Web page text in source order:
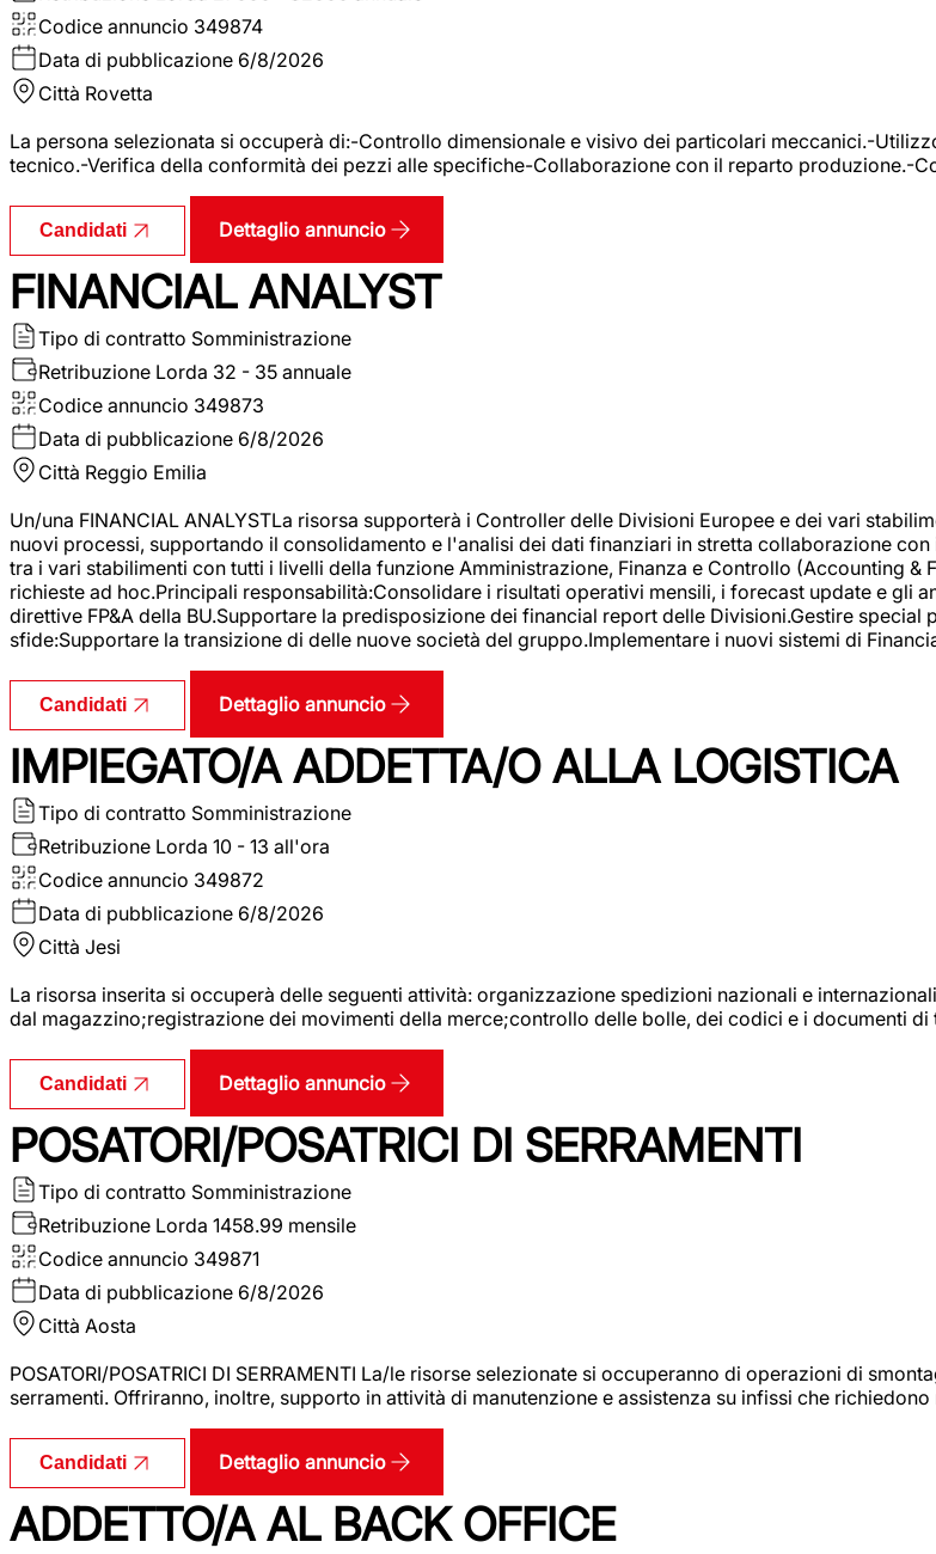
Codice annuncio 349874
Data di pubblicazione 6/8/2026
Città Rovetta
La persona selezionata si occuperà di:-Controllo dimensionale e visivo dei particolari meccanici.-
tecnico.-Verifica della conformità dei pezzi alle specifiche-Collaborazione con il reparto produzione.-
Candidati Dettaglio annuncio
FINANCIAL ANALYST
Tipo di contratto Somministrazione
Retribuzione Lorda 32 - 35 annuale
Codice annuncio 349873
Data di pubblicazione 6/8/2026
Città Reggio Emilia
Un/una FINANCIAL ANALYSTLa risorsa supporterà i Controller delle Divisioni Europee e dei vari
nuovi processi, supportando il consolidamento e l'analisi dei dati finanziari in stretta collaborazione
tra i vari stabilimenti con tutti i livelli della funzione Amministrazione, Finanza e Controllo (Accounting
richieste ad hoc.Principali responsabilità:Consolidare i risultati operativi mensili, i forecast update e gli
direttive FP&A della BU.Supportare la predisposizione dei financial report delle Divisioni.Gestire
sfide:Supportare la transizione di delle nuove società del gruppo.Implementare i nuovi sistemi di
Candidati Dettaglio annuncio
IMPIEGATO/A ADDETTA/O ALLA LOGISTICA
Tipo di contratto Somministrazione
Retribuzione Lorda 10 - 13 all'ora
Codice annuncio 349872
Data di pubblicazione 6/8/2026
Città Jesi
La risorsa inserita si occuperà delle seguenti attività: organizzazione spedizioni nazionali e
dal magazzino;registrazione dei movimenti della merce;controllo delle bolle, dei codici e i documenti
Candidati Dettaglio annuncio
POSATORI/POSATRICI DI SERRAMENTI
Tipo di contratto Somministrazione
Retribuzione Lorda 1458.99 mensile
Codice annuncio 349871
Data di pubblicazione 6/8/2026
Città Aosta
POSATORI/POSATRICI DI SERRAMENTI La/le risorse selezionate si occuperanno di operazioni di
serramenti. Offriranno, inoltre, supporto in attività di manutenzione e assistenza su infissi che
Candidati Dettaglio annuncio
ADDETTO/A AL BACK OFFICE